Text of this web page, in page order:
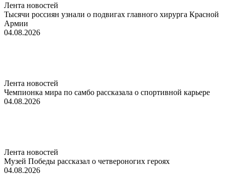
Лента новостей
Тысячи россиян узнали о подвигах главного хирурга Красной
Армии
04.08.2026
Лента новостей
Чемпионка мира по самбо рассказала о спортивной карьере
04.08.2026
Лента новостей
Музей Победы рассказал о четвероногих героях
04.08.2026